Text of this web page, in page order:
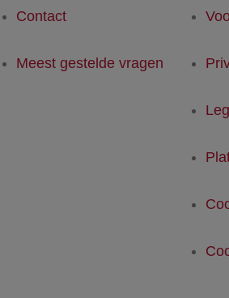
Contact
Meest gestelde vragen